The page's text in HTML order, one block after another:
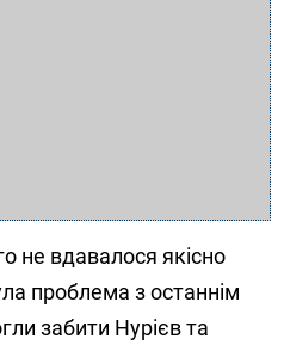
не вдавалося якісно
проблема з останнім
забити Нурієв та